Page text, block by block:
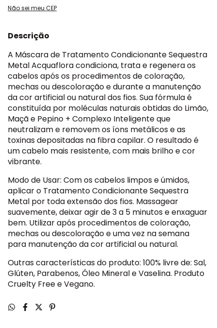
Não sei meu CEP
Descrição
A Máscara de Tratamento Condicionante Sequestra
Metal Acquaflora condiciona, trata e regenera os
cabelos após os procedimentos de coloração,
mechas ou descoloração e durante a manutenção
da cor artificial ou natural dos fios. Sua fórmula é
constituída por moléculas naturais obtidas do Limão,
Maçã e Pepino + Complexo Inteligente que
neutralizam e removem os íons metálicos e as
toxinas depositadas na fibra capilar. O resultado é
um cabelo mais resistente, com mais brilho e cor
vibrante.
Modo de Usar: Com os cabelos limpos e úmidos,
aplicar o Tratamento Condicionante Sequestra
Metal por toda extensão dos fios. Massagear
suavemente, deixar agir de 3 a 5 minutos e enxaguar
bem. Utilizar após procedimentos de coloração,
mechas ou descoloração e uma vez na semana
para manutenção da cor artificial ou natural.
Outras características do produto: 100% livre de: Sal,
Glúten, Parabenos, Óleo Mineral e Vaselina. Produto
Cruelty Free e Vegano.